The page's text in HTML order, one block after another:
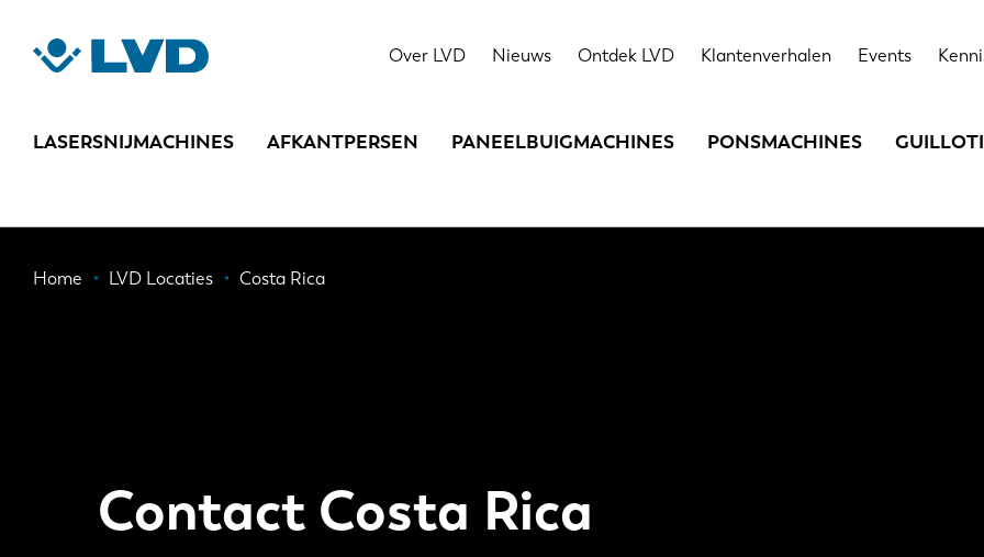
inhoud
Over LVD Nieuws Ontdek LVD Klantenverhalen Events
LASERSNIJMACHINES AFKANTPERSEN PANEELBUIGMACHINES PONSMACHINES
Kruimelpad
Home LVD Locaties Costa Rica
Contact Costa Rica